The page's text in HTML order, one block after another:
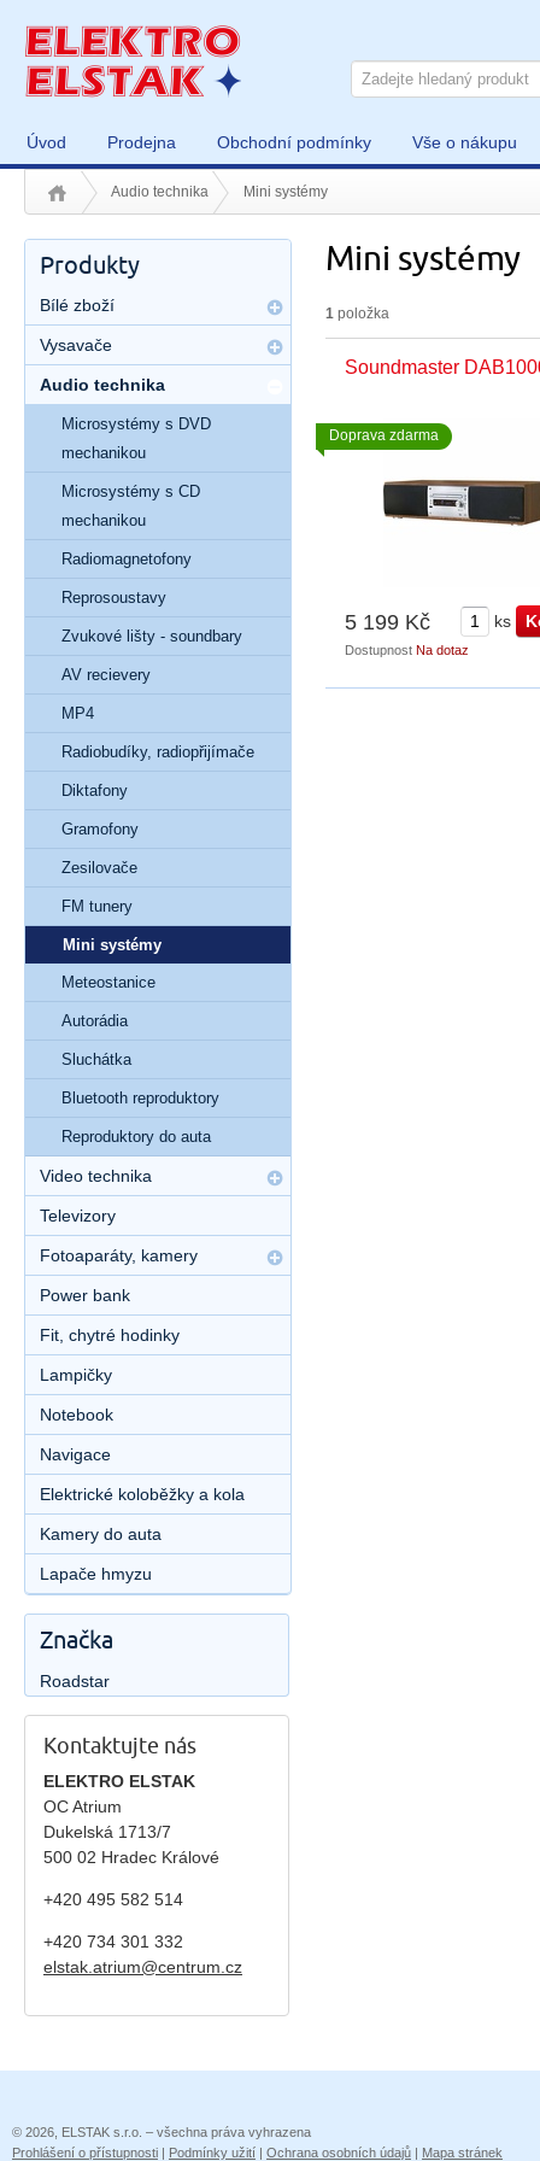
Úvod Prodejna Obchodní podmínky Vše o nákupu
Audio technika Mini systémy
Mini systémy
1 položka
Soundmaster
5 199 Kč ks
Dostupnost Na dotaz
Doprava zdarma
Produkty
Bílé zboží
Vysavače
Audio technika
Microsystémy s DVD
mechanikou
Microsystémy s CD
mechanikou
Radiomagnetofony
Reprosoustavy
Zvukové lišty - soundbary
AV recievery
MP4
Radiobudíky, radiopřijímače
Diktafony
Gramofony
Zesilovače
FM tunery
Mini systémy
Meteostanice
Autorádia
Sluchátka
Bluetooth reproduktory
Reproduktory do auta
Video technika
Televizory
Fotoaparáty, kamery
Power bank
Fit, chytré hodinky
Lampičky
Notebook
Navigace
Elektrické koloběžky a kola
Kamery do auta
Lapače hmyzu
Značka
Roadstar
Kontaktujte nás
ELEKTRO ELSTAK
OC Atrium
Dukelská 1713/7
500 02 Hradec Králové
+420 495 582 514
+420 734 301 332
elstak.atrium@centrum.cz
© 2026, ELSTAK s.r.o. – všechna práva vyhrazena
Prohlášení o přístupnosti | Podmínky užití | Ochrana osobních údajů | Mapa stránek